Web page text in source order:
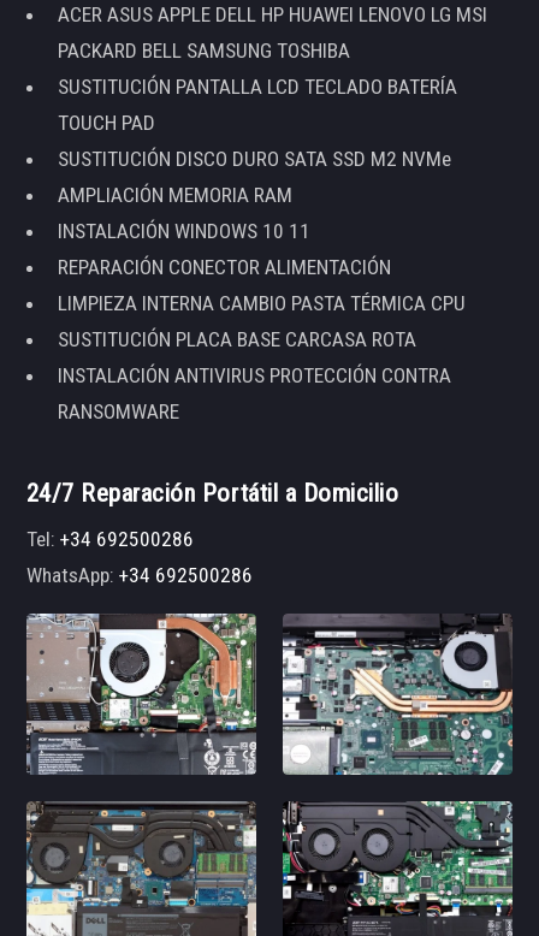
ACER ASUS APPLE DELL HP HUAWEI LENOVO LG MSI
PACKARD BELL SAMSUNG TOSHIBA
SUSTITUCIÓN PANTALLA LCD TECLADO BATERÍA
TOUCH PAD
SUSTITUCIÓN DISCO DURO SATA SSD M2 NVMe
AMPLIACIÓN MEMORIA RAM
INSTALACIÓN WINDOWS 10 11
REPARACIÓN CONECTOR ALIMENTACIÓN
LIMPIEZA INTERNA CAMBIO PASTA TÉRMICA CPU
SUSTITUCIÓN PLACA BASE CARCASA ROTA
INSTALACIÓN ANTIVIRUS PROTECCIÓN CONTRA
RANSOMWARE
24/7 Reparación Portátil a Domicilio
Tel:+34 692500286
WhatsApp:+34 692500286